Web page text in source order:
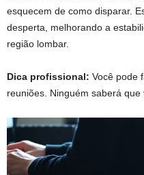
esquecem de como disparar.
desperta, melhorando a
região lombar.
Dica profissional: Você pode
reuniões. Ninguém saberá